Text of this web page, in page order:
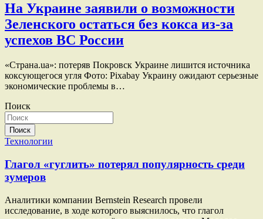
На Украине заявили о возможности
Зеленского остаться без кокса из-за
успехов ВС России
«Страна.ua»: потеряв Покровск Украине лишится источника
коксующегося угля Фото: Pixabay Украину ожидают серьезные
экономические проблемы в…
Поиск
Поиск
Технологии
Глагол «гуглить» потерял популярность среди
зумеров
Аналитики компании Bernstein Research провели
исследование, в ходе которого выяснилось, что глагол